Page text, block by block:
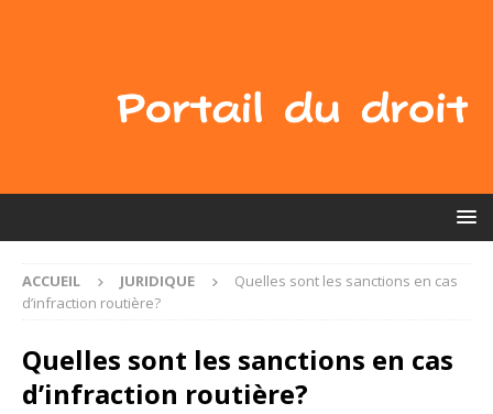
ACCUEIL JURIDIQUE
Quelles sont les sanctions en cas
d’infraction routière?
Quelles sont les sanctions en cas
d’infraction routière?